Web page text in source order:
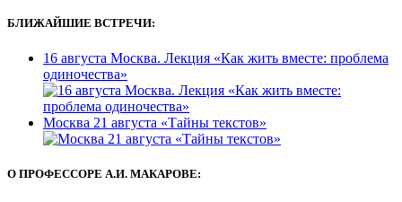
БЛИЖАЙШИЕ ВСТРЕЧИ:
16 августа Москва. Лекция «Как жить вместе: проблема
одиночества»
Москва 21 августа «Тайны текстов»
О ПРОФЕССОРЕ А.И. МАКАРОВЕ: